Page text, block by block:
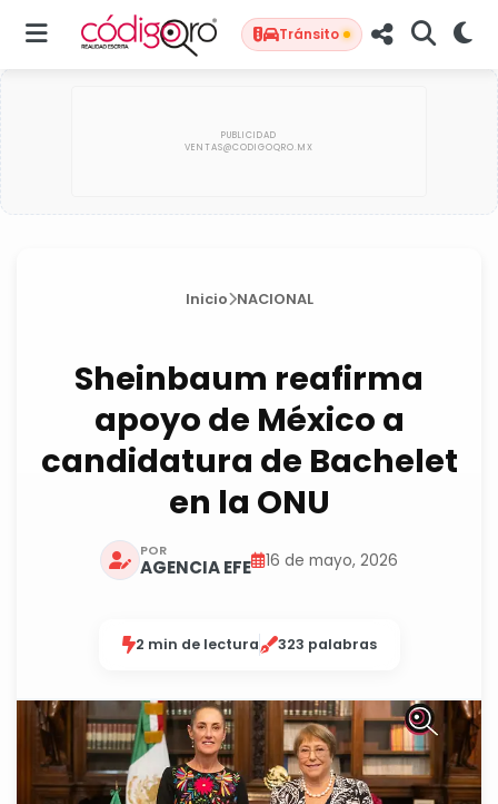
Tránsito
Inicio NACIONAL
Sheinbaum reafirma
apoyo de México a
candidatura de Bachelet
en la ONU
POR
AGENCIA EFE 16 de mayo, 2026
2 min de lectura 323 palabras